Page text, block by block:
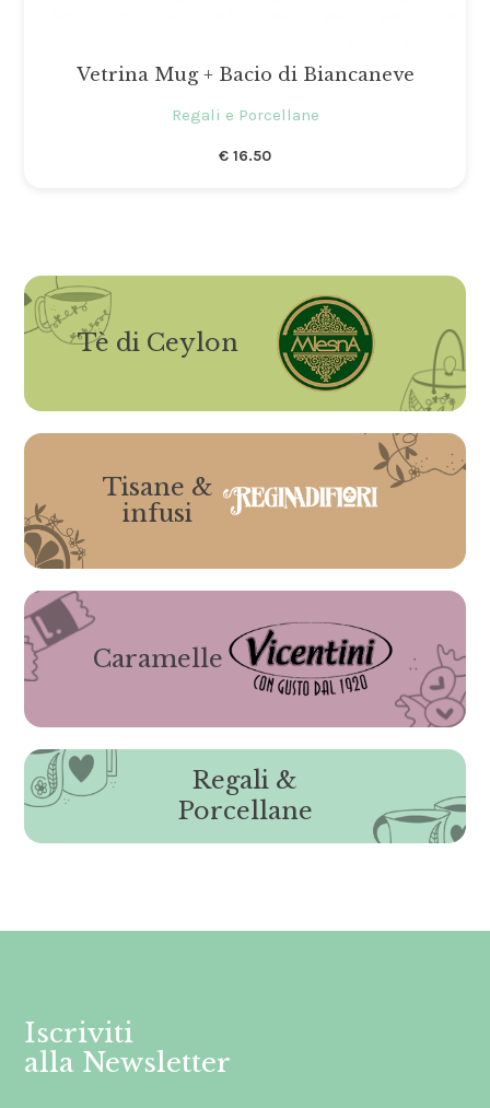
Vetrina Mug + Bacio di Biancaneve
Regali e Porcellane
€ 16.50
Tè di Ceylon
Tisane &
infusi
Caramelle
Regali &
Porcellane
Iscriviti
alla Newsletter